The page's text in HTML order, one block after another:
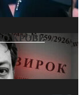
КРОВІ: